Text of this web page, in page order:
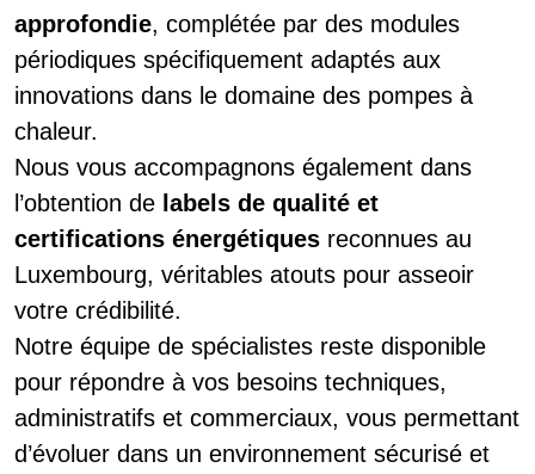
approfondie, complétée par des modules
périodiques spécifiquement adaptés aux
innovations dans le domaine des pompes à
chaleur.
Nous vous accompagnons également dans
l’obtention de labels de qualité et
certifications énergétiques reconnues au
Luxembourg, véritables atouts pour asseoir
votre crédibilité.
Notre équipe de spécialistes reste disponible
pour répondre à vos besoins techniques,
administratifs et commerciaux, vous permettant
d’évoluer dans un environnement sécurisé et